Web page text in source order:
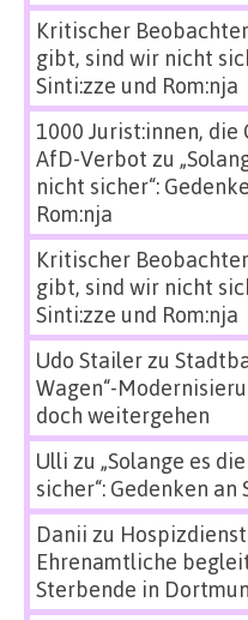
Kritischer Beobachter
gibt, sind wir nicht
Sinti:zze und Rom:nja
1000 Jurist:innen, die
AfD-Verbot zu
nicht sicher“:
Rom:nja
Kritischer Beobachter
gibt, sind wir nicht
Sinti:zze und Rom:nja
Udo Stailerzu
Wagen“-
doch weitergehen
Ulli zu „Solange es
sicher“: Gedenken an
Danii zu
Ehrenamtliche
Sterbende in